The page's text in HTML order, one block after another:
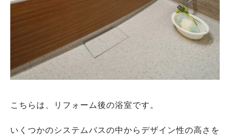
こちらは、リフォーム後の浴室です。
いくつかのシステムバスの中からデザイン性の高さを